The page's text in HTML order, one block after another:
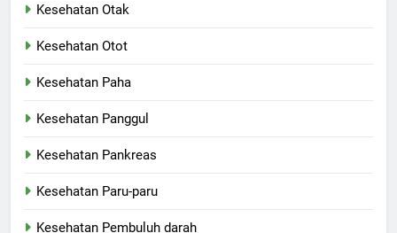
Kesehatan Otak
Kesehatan Otot
Kesehatan Paha
Kesehatan Panggul
Kesehatan Pankreas
Kesehatan Paru-paru
Kesehatan Pembuluh darah